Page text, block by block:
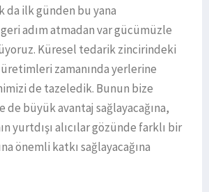
da ilk günden bu yana
adım atmadan var gücümüzle
Küresel tedarik zincirindeki
zamanında yerlerine
de tazeledik. Bunun bize
büyük avantaj sağlayacağına,
yurtdışı alıcılar gözünde farklı bir
önemli katkı sağlayacağına